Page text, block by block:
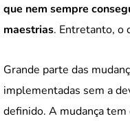
que nem sempre
maestrias. Entretanto, o
Grande parte das
implementadas sem a
definido. A mudança